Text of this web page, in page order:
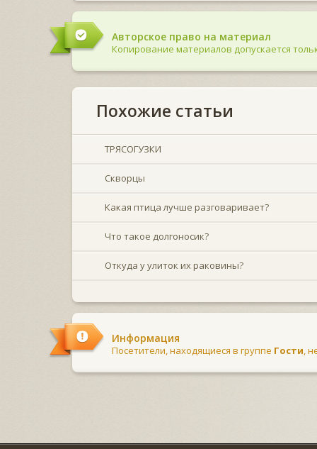
Авторское право на материал
Копирование материалов допускается
Похожие статьи
ТРЯСОГУЗКИ
Скворцы
Какая птица лучше разговаривает?
Что такое долгоносик?
Откуда у улиток их раковины?
Информация
Посетители, находящиеся в группе Гости,